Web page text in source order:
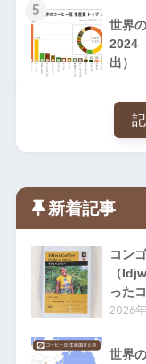
5
世界
2024
出）
新着記事
コン
（
った
2026
世界